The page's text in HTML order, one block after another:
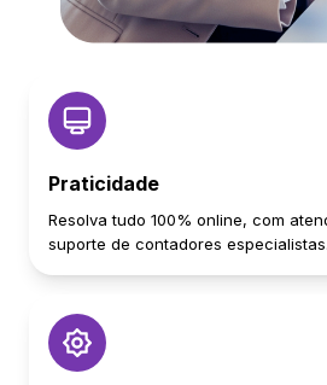
Praticidade
Resolva tudo 100% online, com
suporte de contadores especialistas.